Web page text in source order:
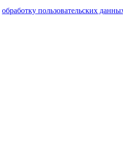
обработку пользовательских